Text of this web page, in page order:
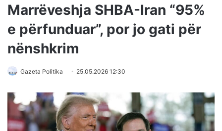
Marrëveshja SHBA-Iran “95%
e përfunduar”, por jo gati për
nënshkrim
Gazeta Politika 25.05.2026 12:30